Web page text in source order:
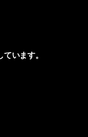
います。